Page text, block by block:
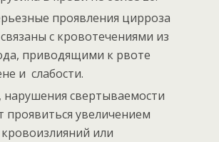
проявления цирроза
с кровотечениями из
приводящими к рвоте
и слабости.
нарушения свертываемости
проявиться увеличением
или